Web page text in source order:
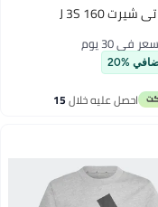
في 30 يوم
في 30 يوم
%20
احصل عليه خلال15